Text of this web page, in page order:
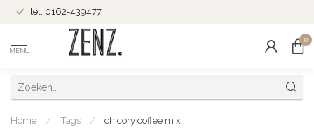
tel. 0162-439477
MENU
0
Home / Tags / chicory coffee mix